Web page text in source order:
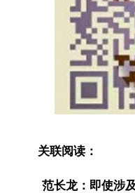
关联阅读：
范长龙：即使涉